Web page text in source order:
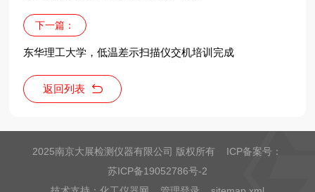
下一篇：
东华理工大学，低温差示扫描仪交机培训完成
返回列表
2025南京大展检测仪器有限公司 版权所有 ICP备案号：
苏ICP备19052786号-2